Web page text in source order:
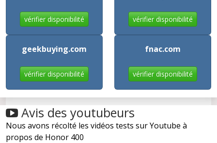
vérifier disponibilité vérifier disponibilité
geekbuying.com
vérifier disponibilité
fnac.com
vérifier disponibilité
Avis des youtubeurs
Nous avons récolté les vidéos tests sur Youtube à
propos de Honor 400